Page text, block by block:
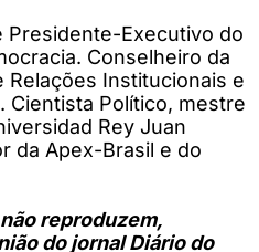
Presidente-Executivo do
Conselheiro da
Relações Institucionais e
Cientista Político, mestre
Rey Juan
da Apex-Brasil e do
reproduzem,
do jornal Diário do